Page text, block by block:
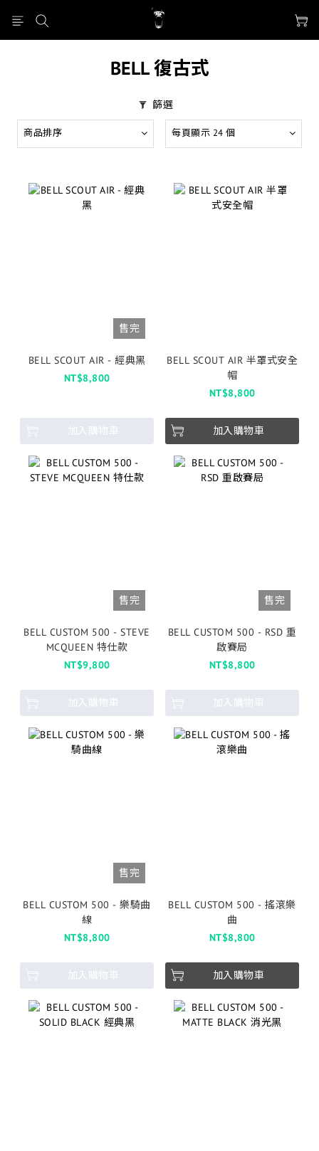
BELL 復古式
篩選
商品排序 每頁顯示 24 個
售完
BELL SCOUT AIR - 經典黑
NT$8,800
加入購物車
BELL SCOUT AIR 半罩式安全
帽
NT$8,800
加入購物車
售完
BELL CUSTOM 500 - STEVE
MCQUEEN 特仕款
NT$9,800
加入購物車
售完
BELL CUSTOM 500 - RSD 重
啟賽局
NT$8,800
加入購物車
售完
BELL CUSTOM 500 - 樂騎曲
線
NT$8,800
加入購物車
BELL CUSTOM 500 - 搖滾樂
曲
NT$8,800
加入購物車